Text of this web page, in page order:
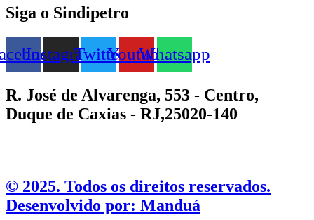
Siga o Sindipetro
InstagramTwitterYoutubeWhatsapp
R. José de Alvarenga, 553 - Centro,
Duque de Caxias - RJ,25020-140
©️ 2025. Todos os direitos reservados.
Desenvolvido por: Manduá